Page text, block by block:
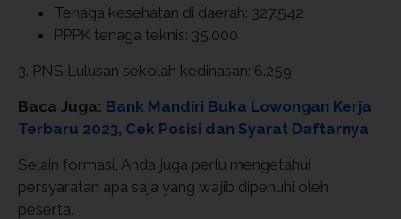
Tenaga kesehatan di daerah: 327.542
PPPK tenaga teknis: 35.000
3. PNS Lulusan sekolah kedinasan: 6.259
Baca Juga: Bank Mandiri Buka Lowongan Kerja
Terbaru 2023, Cek Posisi dan Syarat Daftarnya
Selain formasi, Anda juga perlu mengetahui
persyaratan apa saja yang wajib dipenuhi oleh
peserta.